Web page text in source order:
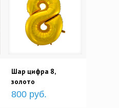
Шар цифра 8,
золото
800 руб.